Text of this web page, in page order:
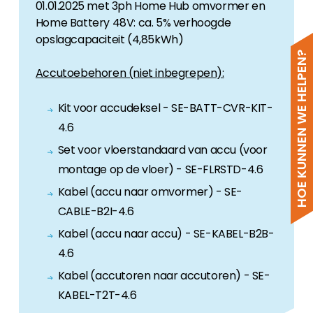
HOE KUNNEN WE HELPEN?
01.01.2025 met 3ph Home Hub omvormer en
Home Battery 48V: ca. 5% verhoogde
opslagcapaciteit (4,85kWh)
Accutoebehoren (niet inbegrepen):
Kit voor accudeksel - SE-BATT-CVR-KIT-
4.6
Set voor vloerstandaard van accu (voor
montage op de vloer) - SE-FLRSTD-4.6
Kabel (accu naar omvormer) - SE-
CABLE-B2I-4.6
Kabel (accu naar accu) - SE-KABEL-B2B-
4.6
Kabel (accutoren naar accutoren) - SE-
KABEL-T2T-4.6